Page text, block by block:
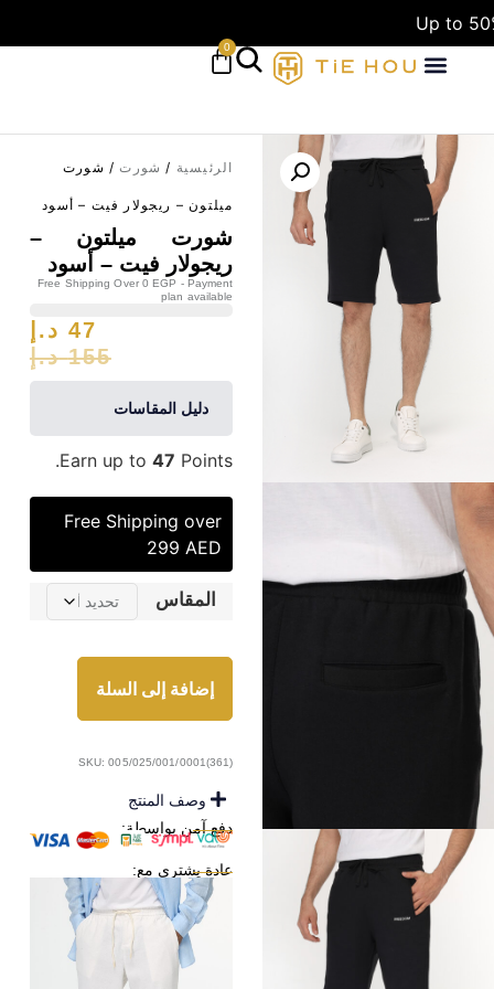
Up to
0
الرئيسية / شورت/ شورت
ميلتون – ريجولار فيت – أسود
شورت ميلتون –
ريجولار فيت – أسود
Free Shipping Over 0 EGP - Payment
plan available
155 د.إ
47 د.إ
دليل المقاسات
Earn up to47 Points.
Free Shipping over
299 AED
المقاس
إضافة إلى السلة
SKU: 005/025/001/0001(361)
وصف المنتج
دفع آمن بواسطة:
عادة يشترى مع: